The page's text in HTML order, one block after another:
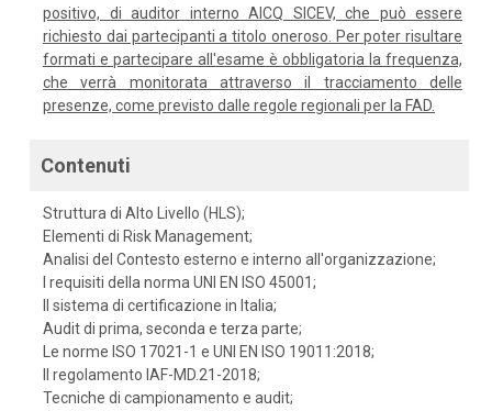
positivo, di auditor interno AICQ SICEV, che può essere
richiesto dai partecipanti a titolo oneroso. Per poter risultare
formati e partecipare all'esame è obbligatoria la frequenza,
che verrà monitorata attraverso il tracciamento delle
presenze, come previsto dalle regole regionali per la FAD.
Contenuti
Struttura di Alto Livello (HLS);
Elementi di Risk Management;
Analisi del Contesto esterno e interno all'organizzazione;
I requisiti della norma UNI EN ISO 45001;
Il sistema di certificazione in Italia;
Audit di prima, seconda e terza parte;
Le norme ISO 17021-1 e UNI EN ISO 19011:2018;
Il regolamento IAF-MD.21-2018;
Tecniche di campionamento e audit;